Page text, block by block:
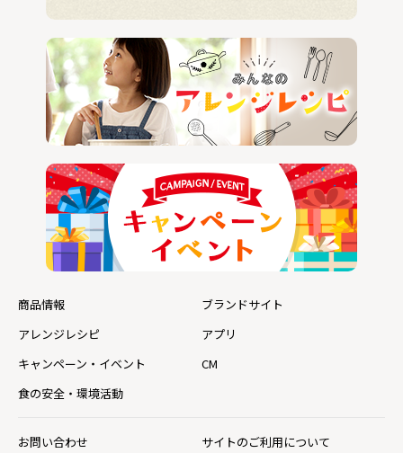
商品情報
ブランドサイト
アレンジレシピ
アプリ
キャンペーン・イベント
CM
食の安全・環境活動
お問い合わせ
サイトのご利用について